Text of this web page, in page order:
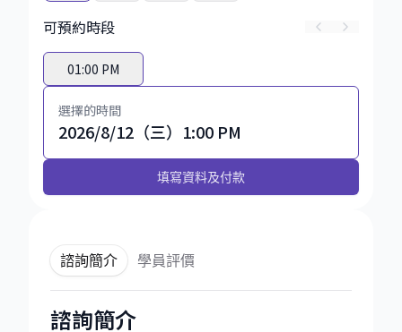
可預約時段
01:00 PM
選擇的時間
2026/8/12（三）1:00 PM
填寫資料及付款
諮詢簡介 學員評價
諮詢簡介